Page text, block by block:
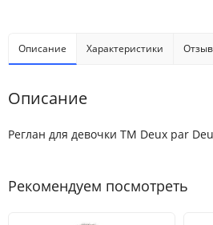
Описание Характеристики
Описание
Реглан для девочки ТМ Deux par
Рекомендуем посмотреть